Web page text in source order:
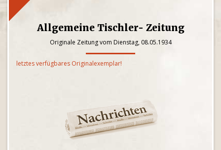
Allgemeine Tischler- Zeitung
Originale Zeitung vom Dienstag, 08.05.1934
letztes verfügbares Originalexemplar!